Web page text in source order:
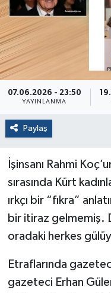
07.06.2026 - 23:50
YAYINLANMA
Paylaş
İşinsanı Rahmi
sırasında Kürt
ırkçı bir “fıkra”
bir itiraz gelmemiş.
oradaki herkes
Etraflarında
gazeteci Erhan
Spor
Yurt
2024 Seçim